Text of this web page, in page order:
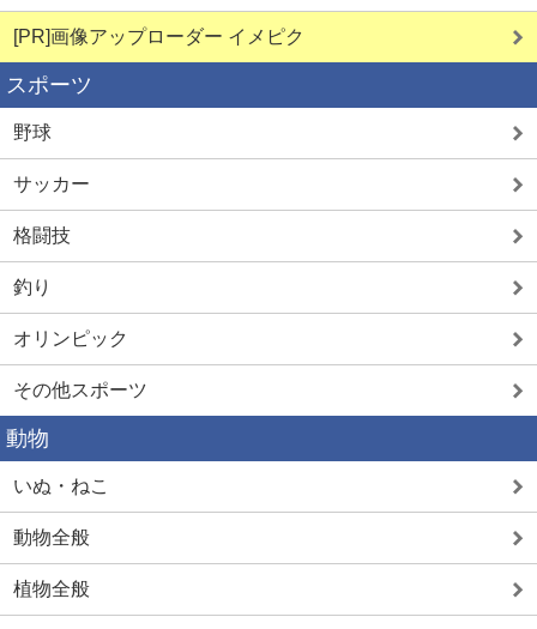
[PR]画像アップローダー イメピク
スポーツ
野球
サッカー
格闘技
釣り
オリンピック
その他スポーツ
動物
いぬ・ねこ
動物全般
植物全般